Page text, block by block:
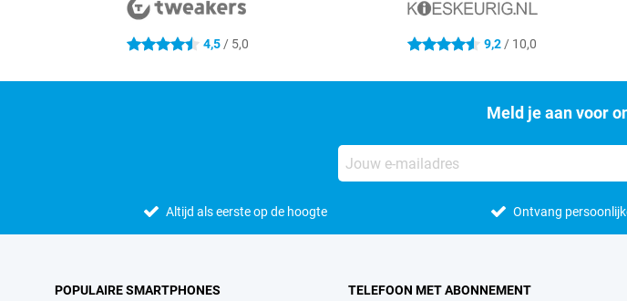
4.5 sterren 4,5/ 5,0 4.6 sterren 9,2/ 10,0
Meld je aan voor
Altijd als eerste op de hoogte Ontvang
POPULAIRE SMARTPHONES TELEFOON MET ABONNEMENT